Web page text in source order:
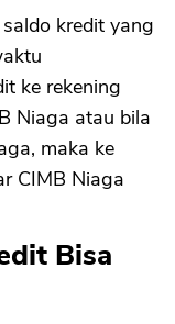
kredit yang
ke rekening
Niaga atau bila
maka ke
CIMB Niaga
Bisa